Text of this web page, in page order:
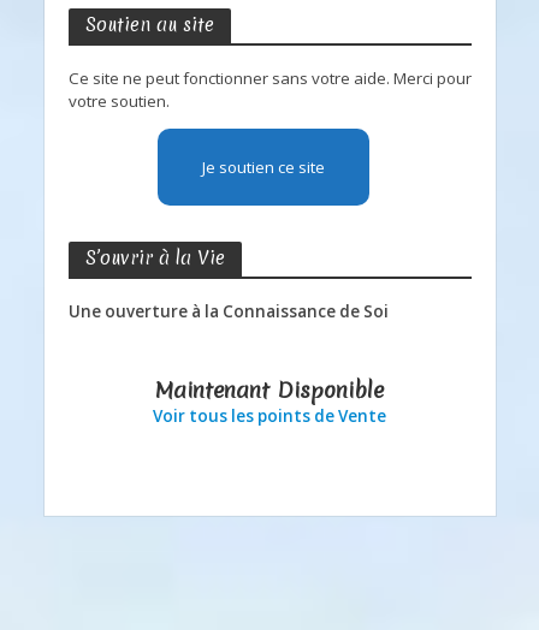
Soutien au site
Ce site ne peut fonctionner sans votre aide. Merci pour
votre soutien.
Je soutien ce site
S’ouvrir à la Vie
Une ouverture à la Connaissance de Soi
Maintenant Disponible
Voir tous les points de Vente